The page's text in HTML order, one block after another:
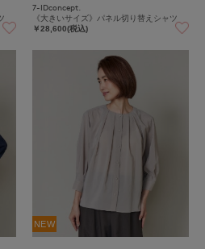
7-IDconcept.
《大きいサイズ》パネル切り替えシャツ
￥28,600(税込)
NEW